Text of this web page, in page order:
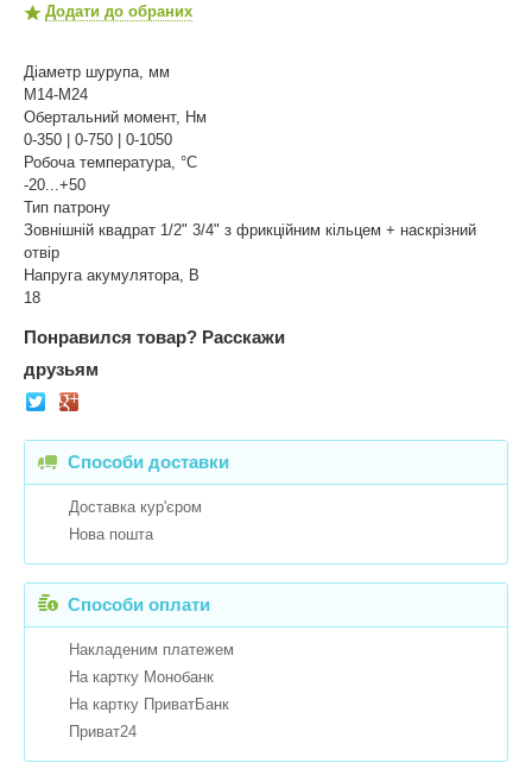
Додати до обраних
Діаметр шурупа, мм
M14-M24
Обертальний момент, Нм
0-350 | 0-750 | 0-1050
Робоча температура, °C
-20...+50
Тип патрону
Зовнішній квадрат 1/2" 3/4" з фрикційним кільцем + наскрізний
отвір
Напруга акумулятора, В
18
Понравился товар? Расскажи
друзьям
Способи доставки
Доставка кур'єром
Нова пошта
Способи оплати
Накладеним платежем
На картку Монобанк
На картку ПриватБанк
Приват24